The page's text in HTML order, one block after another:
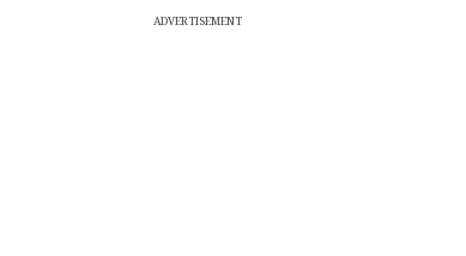
ADVERTISEMENT